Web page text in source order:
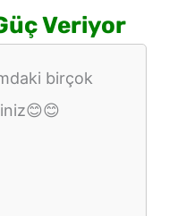
Veriyor
birçok